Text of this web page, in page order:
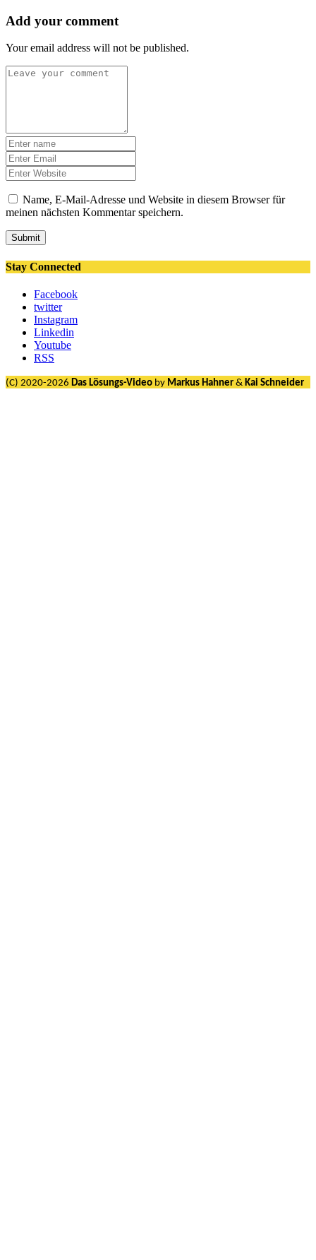
Add your comment
Your email address will not be published.
Name, E-Mail-Adresse und Website in diesem Browser für
meinen nächsten Kommentar speichern.
Submit
Stay Connected
Facebook
twitter
Instagram
Linkedin
Youtube
RSS
(C) 2020-2026 Das Lösungs-Video by Markus Hahner & Kai Schneider